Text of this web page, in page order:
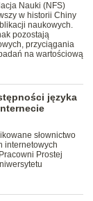
Nauki (NFS)
w historii Chiny
naukowych.
pozostają
przyciągania
na wartościową
języka
słownictwo
internetowych
Prostej